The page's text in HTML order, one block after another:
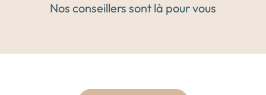
Nos conseillers sont là pour vous